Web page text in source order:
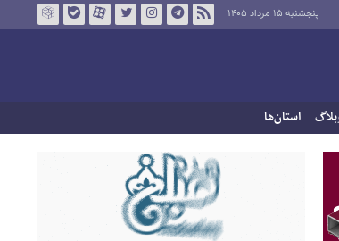
پنجشنبه ۱۵ مرداد ۱۴۰۵
استان‌ها